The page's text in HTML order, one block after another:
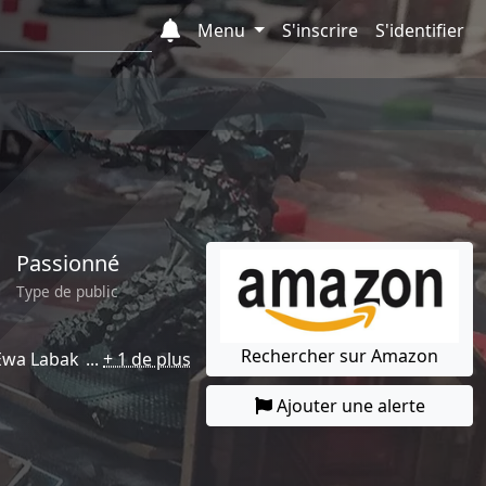
Menu
S'inscrire S'identifier
Passionné
Type de public
Labak
+ 1 de plus
Rechercher sur Amazon
Ajouter une alerte